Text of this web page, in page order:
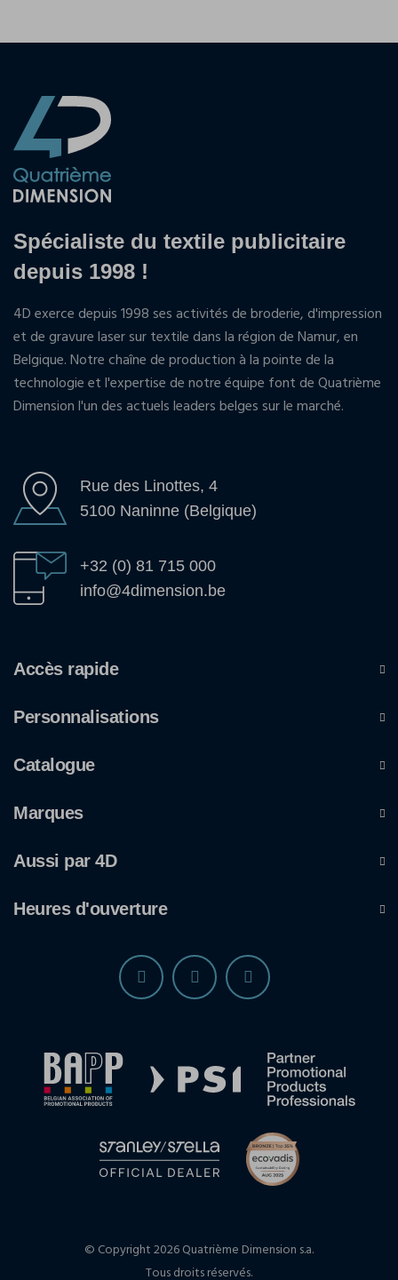
Spécialiste du textile publicitaire
depuis 1998 !
4D exerce depuis 1998 ses activités de broderie, d'impression
et de gravure laser sur textile dans la région de Namur, en
Belgique. Notre chaîne de production à la pointe de la
technologie et l'expertise de notre équipe font de Quatrième
Dimension l'un des actuels leaders belges sur le marché.
Rue des Linottes, 4
5100 Naninne (Belgique)
+32 (0) 81 715 000
info@4dimension.be
Accès rapide
Personnalisations
Catalogue
Marques
Aussi par 4D
Heures d'ouverture
© Copyright 2026 Quatrième Dimension s.a.
Tous droits réservés.